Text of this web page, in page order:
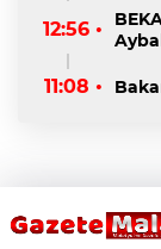
12:56 •
11:08 •